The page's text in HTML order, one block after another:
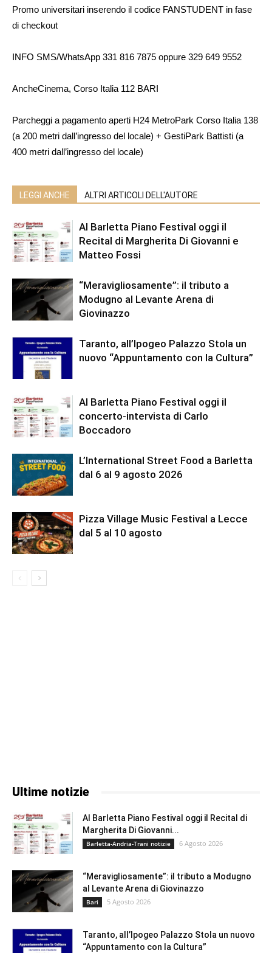
Promo universitari inserendo il codice FANSTUDENT in fase
di checkout
INFO SMS/WhatsApp 331 816 7875 oppure 329 649 9552
AncheCinema, Corso Italia 112 BARI
Parcheggi a pagamento aperti H24 MetroPark Corso Italia 138
(a 200 metri dall’ingresso del locale) + GestiPark Battisti (a
400 metri dall’ingresso del locale)
LEGGI ANCHE ALTRI ARTICOLI DELL'AUTORE
Al Barletta Piano Festival oggi il
Recital di Margherita Di Giovanni e
Matteo Fossi
“Meravigliosamente”: il tributo a
Modugno al Levante Arena di
Giovinazzo
Taranto, all’Ipogeo Palazzo Stola un
nuovo “Appuntamento con la Cultura”
Al Barletta Piano Festival oggi il
concerto-intervista di Carlo
Boccadoro
L’International Street Food a Barletta
dal 6 al 9 agosto 2026
Pizza Village Music Festival a Lecce
dal 5 al 10 agosto
Ultime notizie
Al Barletta Piano Festival oggi il Recital di
Margherita Di Giovanni...
Barletta-Andria-Trani notizie 6 Agosto 2026
“Meravigliosamente”: il tributo a Modugno
al Levante Arena di Giovinazzo
Bari 5 Agosto 2026
Taranto, all’Ipogeo Palazzo Stola un nuovo
“Appuntamento con la Cultura”